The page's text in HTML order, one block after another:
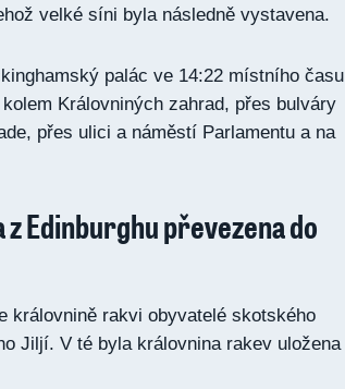
velké síni byla následně vystavena.
palác ve 14:22 místního času
Královniných zahrad, přes bulváry
přes ulici a náměstí Parlamentu a na
Edinburghu převezena do
královnině rakvi obyvatelé skotského
Jiljí. V té byla královnina rakev uložena